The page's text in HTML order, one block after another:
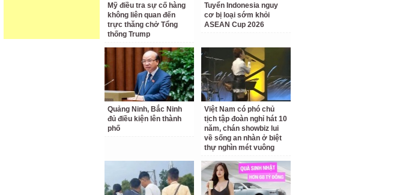
Mỹ điều tra sự cố hàng
không liên quan đến
trực thăng chở Tổng
thống Trump
Tuyển Indonesia nguy
cơ bị loại sớm khỏi
ASEAN Cup 2026
Quảng Ninh, Bắc Ninh
đủ điều kiện lên thành
phố
Việt Nam có phó chủ
tịch tập đoàn nghỉ hát 10
năm, chán showbiz lui
về sống an nhàn ở biệt
thự nghìn mét vuông